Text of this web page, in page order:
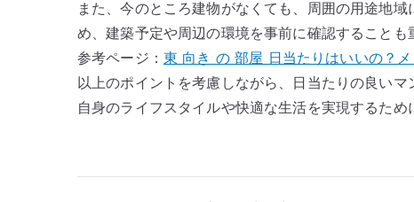
また、今のところ建物がなくても、周囲の用途地
め、建築予定や周辺の環境を事前に確認することも
参考ページ： 東 向き の 部屋 日当たりはいいの？
以上のポイントを考慮しながら、日当たりの良いマ
自身のライフスタイルや快適な生活を実現するため